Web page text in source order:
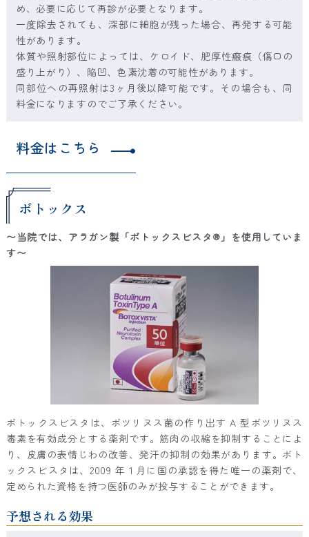
め、必要に応じて再診が必要となります。
一度除去されても、深部に細胞が残った場合、再発する可能
性があります。
体質や照射部位によっては、ケロイド、肥厚性瘢痕（傷口の
盛り上がり）、陥凹、色素沈着の可能性があります。
同部位への再照射は3ヶ月後以降可能です。その場合も、同
料金になりますのでご了承ください。
料金はこちら
ボトックス
〜当院では、アラガン製「ボトックスビスタ®」を使用していま
す〜
ボトックスビスタは、ボツリヌス菌の作り出す A 型ボツリヌス
毒素を有効成分とする薬剤です。筋肉の収縮を抑制することによ
り、皮膚の表情じわの改善、発汗の抑制の効果があります。ボト
ックスビスタは、2009 年１月に国の承認を得た唯一の薬剤で、
定められた資格を持つ医師のみが投与することができます。
予想される効果